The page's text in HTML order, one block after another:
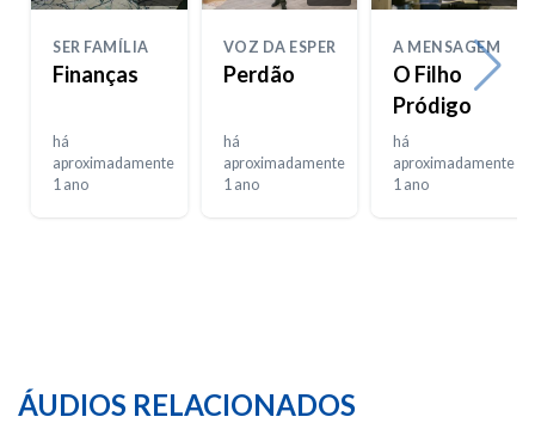
SER FAMÍLIA
Finanças
há
aproximadamente
1 ano
VOZ DA ESPERANÇA
Perdão
há
aproximadamente
1 ano
A MENSAGEM
O Filho
Pródigo
há
aproximadamente
1 ano
ÁUDIOS RELACIONADOS